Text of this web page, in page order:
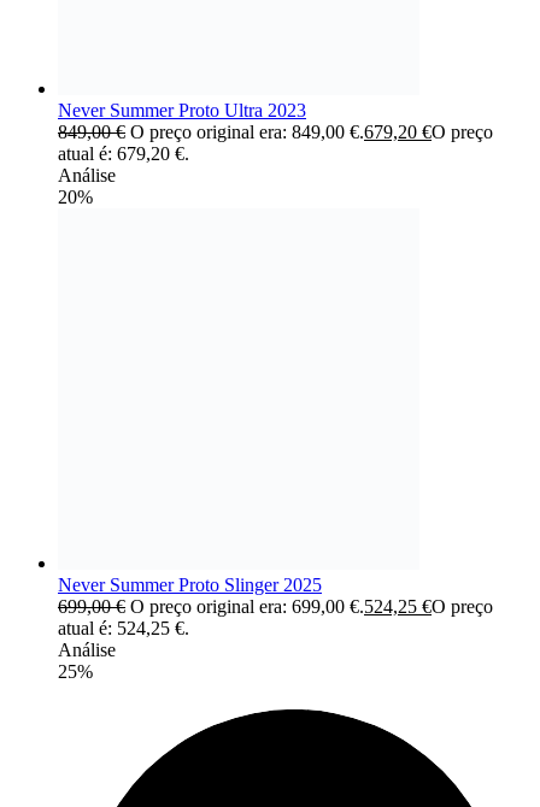
Never Summer Proto Ultra 2023
849,00€ O preço original era: 849,00 €.679,20 €O preço
atual é: 679,20 €.
Análise
20%
Never Summer Proto Slinger 2025
699,00€ O preço original era: 699,00 €.524,25 €O preço
atual é: 524,25 €.
Análise
25%